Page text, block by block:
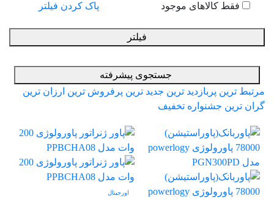
فقط کالاهای موجود پاک کردن فیلتر
فیلتر
جستجوی پیشرفته
مرتبط ترین پربازدید ترین جدید ترین پرفروش ترین ارزان ترین
گران ترین جشنواره تخفیف
اورجینال